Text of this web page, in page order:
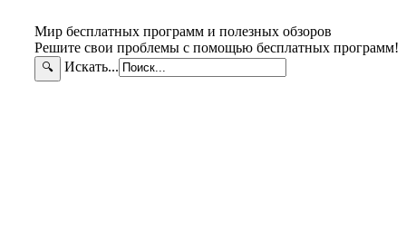
Мир бесплатных программ и полезных обзоров
Решите свои проблемы с помощью бесплатных программ!
🔍 Искать...